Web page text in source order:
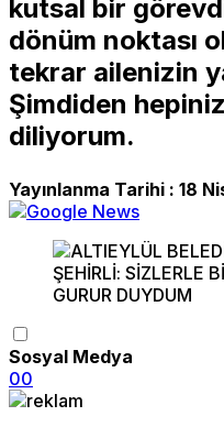
kutsal bir
dönüm noktası
tekrar ailenizin
Şimdiden
diliyorum.
Yayınlanma Tarihi : 18
Sosyal Medya
00